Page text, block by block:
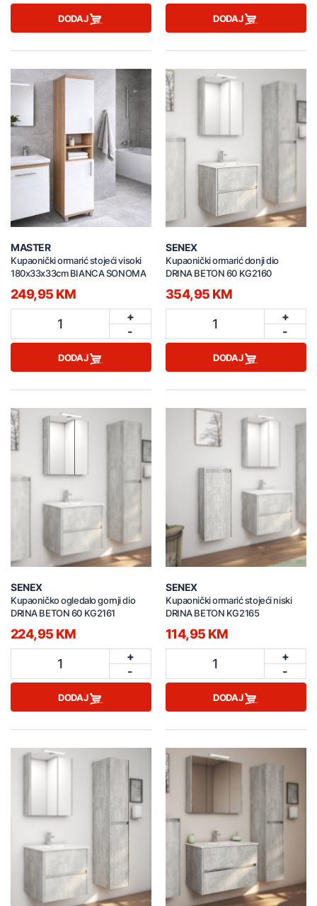
DODAJ DODAJ
MASTER
Kupaonički ormarić stojeći visoki
180x33x33cm BIANCA SONOMA
249,95 KM
1
+
-
DODAJ
SENEX
Kupaonički ormarić donji dio
DRINA BETON 60 KG2160
354,95 KM
1
+
-
DODAJ
SENEX
Kupaoničko ogledalo gornji dio
DRINA BETON 60 KG2161
224,95 KM
1
+
-
DODAJ
SENEX
Kupaonički ormarić stojeći niski
DRINA BETON KG2165
114,95 KM
1
+
-
DODAJ